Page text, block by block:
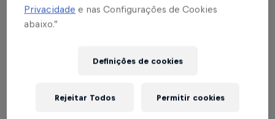
enfrenta Botafogo
entrar no G4 do
Brasileirão
Privacidade e nas Configurações de Cookies
abaixo.”
Definições de cookies
Rejeitar Todos Permitir cookies